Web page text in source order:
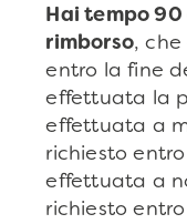
Hai tempo
rimborso, che
entro la fine
effettuata la
effettuata a
richiesto
effettuata a
richiesto